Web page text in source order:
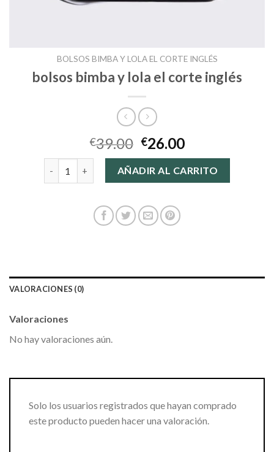
BOLSOS BIMBA Y LOLA EL CORTE INGLÉS
bolsos bimba y lola el corte inglés
€39.00 €26.00
bolsos bimba y lola el corte inglés cantidad
AÑADIR AL CARRITO
VALORACIONES (0)
Valoraciones
No hay valoraciones aún.
Solo los usuarios registrados que hayan comprado
este producto pueden hacer una valoración.